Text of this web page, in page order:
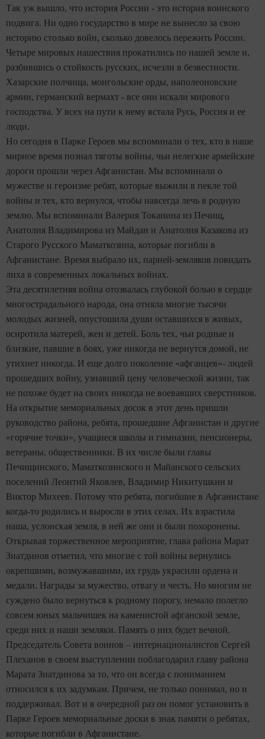
Так уж вышло, что история России - это история воинского
подвига. Ни одно государство в мире не вынесло за свою
историю столько войн, сколько довелось пережить России.
Четыре мировых нашествия прокатились по нашей земле и,
разбившись о стойкость русских, исчезли в безвестности.
Хазарские полчища, монгольские орды, наполеоновские
армии, германский вермахт - все они искали мирового
господства. У всех на пути к нему встала Русь, Россия и ее
люди.
Но сегодня в Парке Героев мы вспоминали о тех, кто в наше
мирное время познал тяготы войны, чьи нелегкие армейские
дороги прошли через Афганистан. Мы вспоминали о
мужестве и героизме ребят, которые выжили в пекле той
войны и тех, кто вернулся, чтобы навсегда лечь в родную
землю. Мы вспоминали Валерия Токанина из Печищ,
Анатолия Владимирова из Майдан и Анатолия Казакова из
Старого Русского Маматкозина, которые погибли в
Афганистане. Время выбрало их, парней-земляков повидать
лиха в современных локальных войнах.
Эта десятилетняя война отозвалась глубокой болью в сердце
многострадального народа, она отняла многие тысячи
молодых жизней, опустошила души оставшихся в живых,
осиротила матерей, жен и детей. Боль тех, чьи родные и
близкие, павшие в боях, уже никогда не вернутся домой, не
утихнет никогда. И еще долго поколение «афганцев»- людей
прошедших войну, узнавший цену человеческой жизни, так
не похоже будет на своих никогда не воевавших сверстников.
На открытие мемориальных досок в этот день пришли
руководство района, ребята, прошедшие Афганистан и другие
«горячие точки», учащиеся школы и гимназии, пенсионеры,
ветераны, общественники. В их числе были главы
Печищинского, Маматкозинского и Майанского сельских
поселений Леонтий Яковлев, Владимир Никитушкин и
Виктор Михеев. Потому что ребята, погибшие в Афганистане
когда-то родились и выросли в этих селах. Их взрастила
наша, услонская земля, в ней же они и были похоронены.
Открывая торжественное мероприятие, глава района Марат
Зиатдинов отметил, что многие с той войны вернулись
окрепшими, возмужавшими, их грудь украсили ордена и
медали. Награды за мужество, отвагу и честь. Но многим не
суждено было вернуться к родному порогу, немало полегло
совсем юных мальчишек на каменистой афганской земле,
среди них и наши земляки. Память о них будет вечной.
Председатель Совета воинов – интернационалистов Сергей
Плеханов в своем выступлении поблагодарил главу района
Марата Зиатдинова за то, что он всегда с пониманием
относился к их задумкам. Причем, не только понимал, но и
поддерживал. Вот и в очередной раз он помог установить в
Парке Героев мемориальные доски в знак памяти о ребятах,
которые погибли в Афганистане.